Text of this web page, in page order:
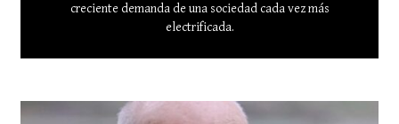
creciente demanda de una sociedad cada vez más
electrificada.